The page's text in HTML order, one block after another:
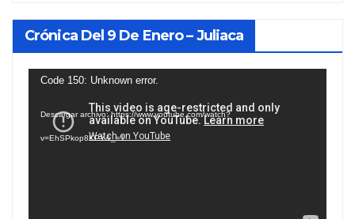
Crónica Del 9 De Enero – Juliaca
Reproductor
vídeo
Code 150: Unknown error.
Descargar archivo: https://www.youtube.com/watch?
v=EhSPkop8KPY&_=1